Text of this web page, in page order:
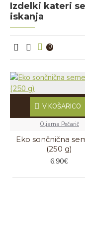
Izdelki kateri
iskanja
0
Oljarna Pečarič
Eko sončnična
(250 g)
6.90€
V KOŠARICO